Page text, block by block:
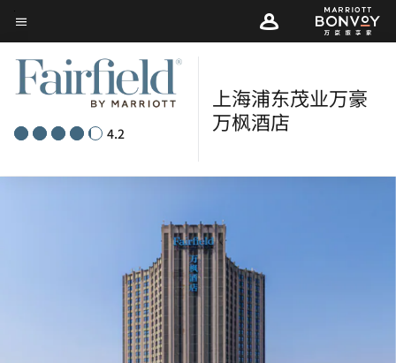
Skip
to
main
content
菜单文本
4.2
上海浦东茂业万豪
万枫酒店